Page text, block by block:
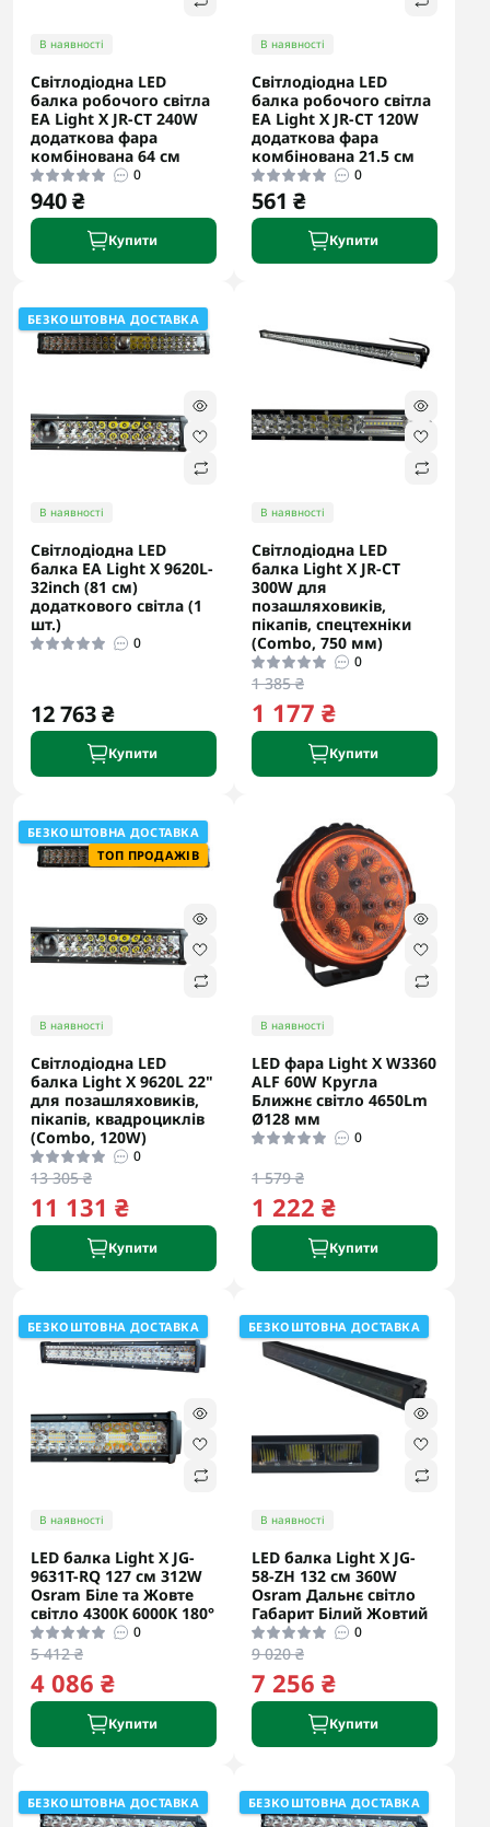
В наявності
Світлодіодна LED
балка робочого світла
EA Light X JR-CT 240W
додаткова фара
комбінована 64 см
0
940 ₴
Купити
В наявності
Світлодіодна LED
балка робочого світла
EA Light X JR-CT 120W
додаткова фара
комбінована 21.5 см
0
561 ₴
Купити
БЕЗКОШТОВНА ДОСТАВКА
В наявності
Світлодіодна LED
балка EA Light X 9620L-
32inch (81 см)
додаткового світла (1
шт.)
0
12 763 ₴
Купити
В наявності
Світлодіодна LED
балка Light X JR-CT
300W для
позашляховиків,
пікапів, спецтехніки
(Combo, 750 мм)
0
1 385 ₴
1 177 ₴
Купити
БЕЗКОШТОВНА ДОСТАВКА
ТОП ПРОДАЖІВ
В наявності
Світлодіодна LED
балка Light X 9620L 22"
для позашляховиків,
пікапів, квадроциклів
(Combo, 120W)
0
13 305 ₴
11 131 ₴
Купити
В наявності
LED фара Light X W3360
ALF 60W Кругла
Ближнє світло 4650Lm
Ø128 мм
0
1 579 ₴
1 222 ₴
Купити
БЕЗКОШТОВНА ДОСТАВКА
В наявності
LED балка Light X JG-
9631T-RQ 127 см 312W
Osram Біле та Жовте
світло 4300K 6000K 180°
0
5 412 ₴
4 086 ₴
Купити
БЕЗКОШТОВНА ДОСТАВКА
В наявності
LED балка Light X JG-
58-ZH 132 см 360W
Osram Дальнє світло
Габарит Білий Жовтий
0
9 020 ₴
7 256 ₴
Купити
БЕЗКОШТОВНА ДОСТАВКА БЕЗКОШТОВНА ДОСТАВКА